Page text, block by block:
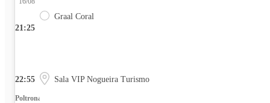
21:25
Graal Coral
22:55 Sala VIP Nogueira Turismo
Poltrona